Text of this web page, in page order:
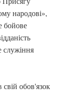
народові»,
бойове
служіння
обов'язок